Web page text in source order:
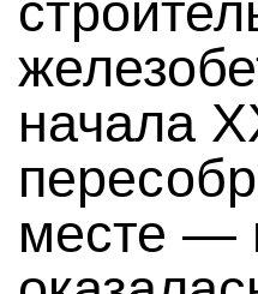
начала
месте —